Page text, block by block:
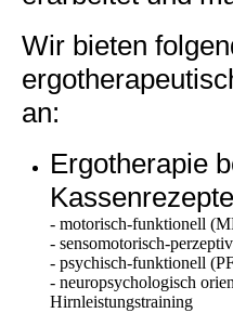
Wir bieten
an:
Ergotherapie
- motorisch-funktionell
- sensomotorisch-
- psychisch-funktionell
- neuropsychologisch
Hirnleistungstraining